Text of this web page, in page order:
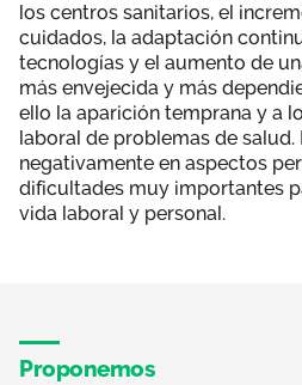
los centros sanitarios, el
cuidados, la adaptación
tecnologías y el aumento de
más envejecida y más
ello la aparición temprana y a
laboral de problemas de
negativamente en aspectos
dificultades muy importantes
vida laboral y personal.
Proponemos